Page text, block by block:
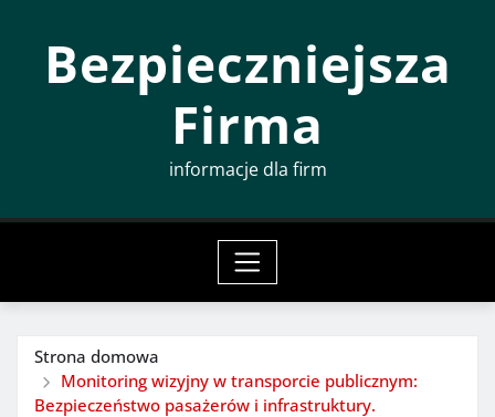
Bezpieczniejsza
Firma
informacje dla firm
Strona domowa
Monitoring wizyjny w transporcie publicznym:
Bezpieczeństwo pasażerów i infrastruktury.